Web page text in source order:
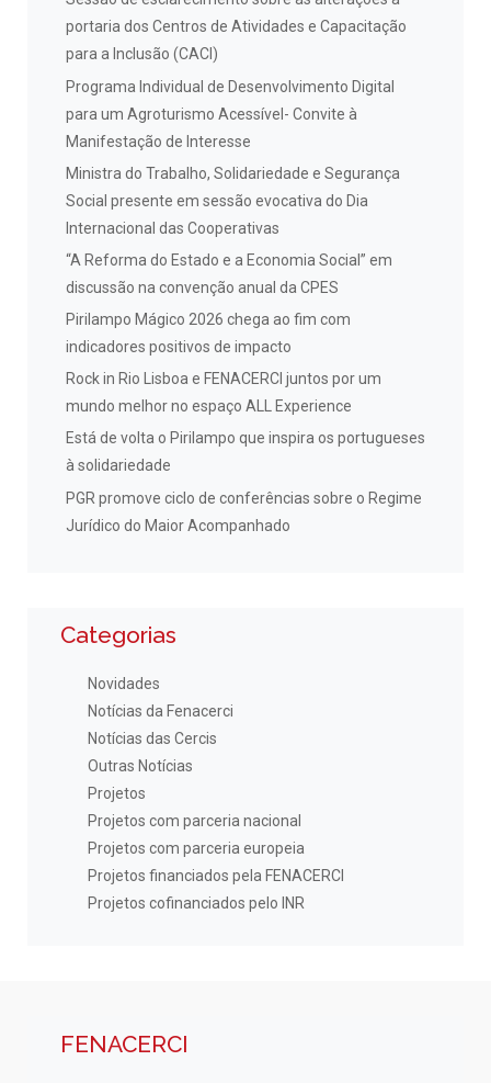
portaria dos Centros de Atividades e Capacitação
para a Inclusão (CACI)
Programa Individual de Desenvolvimento Digital
para um Agroturismo Acessível- Convite à
Manifestação de Interesse
Ministra do Trabalho, Solidariedade e Segurança
Social presente em sessão evocativa do Dia
Internacional das Cooperativas
“A Reforma do Estado e a Economia Social” em
discussão na convenção anual da CPES
Pirilampo Mágico 2026 chega ao fim com
indicadores positivos de impacto
Rock in Rio Lisboa e FENACERCI juntos por um
mundo melhor no espaço ALL Experience
Está de volta o Pirilampo que inspira os portugueses
à solidariedade
PGR promove ciclo de conferências sobre o Regime
Jurídico do Maior Acompanhado
Categorias
Novidades
Notícias da Fenacerci
Notícias das Cercis
Outras Notícias
Projetos
Projetos com parceria nacional
Projetos com parceria europeia
Projetos financiados pela FENACERCI
Projetos cofinanciados pelo INR
FENACERCI